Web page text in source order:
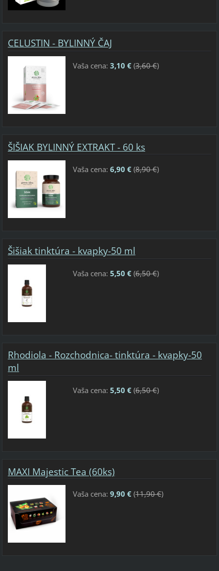
CELUSTIN - BYLINNÝ ČAJ
Vaša cena: 3,10 €(3,60 €)
ŠIŠIAK BYLINNÝ EXTRAKT - 60 ks
Vaša cena: 6,90 €(8,90 €)
Šišiak tinktúra - kvapky-50 ml
Vaša cena: 5,50 €(6,50 €)
Rhodiola - Rozchodnica- tinktúra - kvapky-50
ml
Vaša cena: 5,50 €(6,50 €)
MAXI Majestic Tea (60ks)
Vaša cena: 9,90 €(11,90 €)